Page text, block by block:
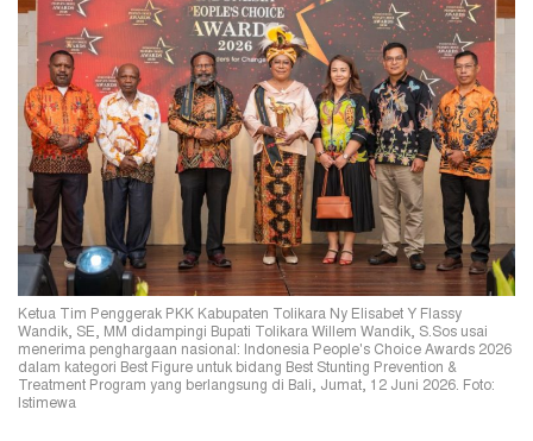
Ketua Tim Penggerak PKK Kabupaten Tolikara Ny Elisabet Y Flassy
Wandik, SE, MM didampingi Bupati Tolikara Willem Wandik, S.Sos usai
menerima penghargaan nasional: Indonesia People's Choice Awards 2026
dalam kategori Best Figure untuk bidang Best Stunting Prevention &
Treatment Program yang berlangsung di Bali, Jumat, 12 Juni 2026. Foto:
Istimewa